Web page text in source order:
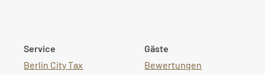
Service
Berlin City Tax
Gäste
Bewertungen